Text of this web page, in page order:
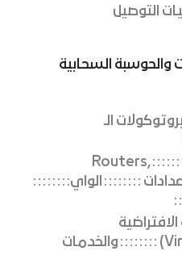
التوصيل
والحوسبة السحابية
الـ
Routers,
الواي
والخدمات